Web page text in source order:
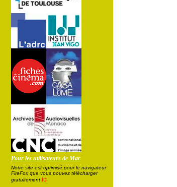
Pour les utilisateurs de Mac
Notre site est optimisé pour le navigateur
FireFox que vous pouvez télécharger
gratuitement ici